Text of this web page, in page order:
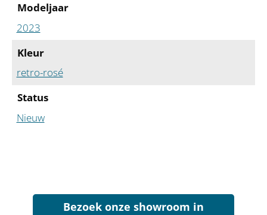
Modeljaar
2023
Kleur
retro-rosé
Status
Nieuw
Bezoek onze showroom in